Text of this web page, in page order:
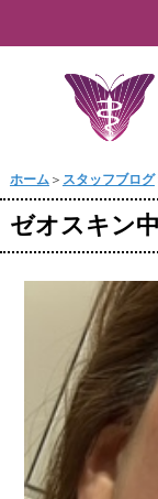
ホーム＞ スタッフブログ
ゼオスキン